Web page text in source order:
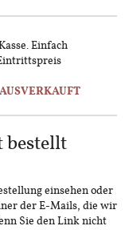
Einfach
AUSVERKAUFT
bestellt
einsehen oder
der E-Mails, die wir
Sie den Link nicht